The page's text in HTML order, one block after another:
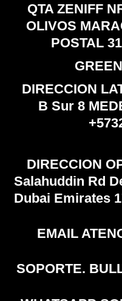
QTA ZENIFF
OLIVOS
POSTAL
DIRECCION
B Sur 8
DIRECCION
Salahuddin Rd
Dubai Emirates
EMAIL
SOPORTE.